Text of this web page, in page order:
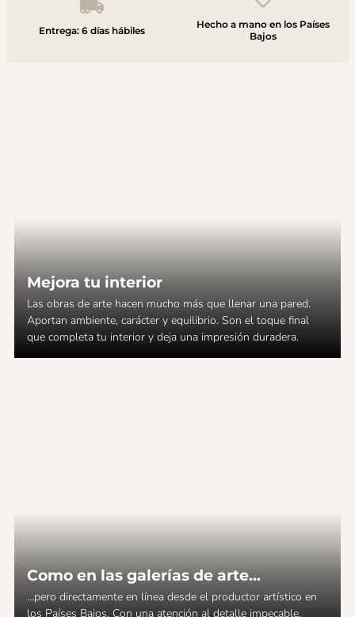
Entrega: 6 días hábiles
Hecho a mano en los Países
Bajos
Mejora tu interior
Las obras de arte hacen mucho más que llenar una pared.
Aportan ambiente, carácter y equilibrio. Son el toque final
que completa tu interior y deja una impresión duradera.
Como en las galerías de arte...
...pero directamente en línea desde el productor artístico en
los Países Bajos. Con una atención al detalle impecable,